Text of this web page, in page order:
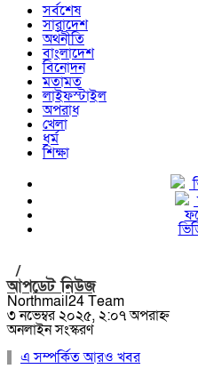
সর্বশেষ
সারাদেশ
অর্থনীতি
বাংলাদেশ
বিনোদন
মতামত
লাইফস্টাইল
অপরাধ
খেলা
ধর্ম
শিক্ষা
/
আপডেট নিউজ
Northmail24 Team
৩ নভেম্বর ২০২৫, ২:০৭ অপরাহ্ন
অনলাইন সংস্করণ
এ সম্পর্কিত আরও খবর